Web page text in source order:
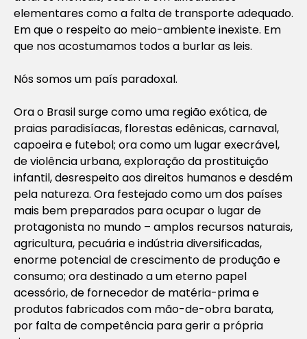
elementares como a falta de transporte adequado.
Em que o respeito ao meio-ambiente inexiste. Em
que nos acostumamos todos a burlar as leis.
Nós somos um país paradoxal.
Ora o Brasil surge como uma região exótica, de
praias paradisíacas, florestas edênicas, carnaval,
capoeira e futebol; ora como um lugar execrável,
de violência urbana, exploração da prostituição
infantil, desrespeito aos direitos humanos e desdém
pela natureza. Ora festejado como um dos países
mais bem preparados para ocupar o lugar de
protagonista no mundo – amplos recursos naturais,
agricultura, pecuária e indústria diversificadas,
enorme potencial de crescimento de produção e
consumo; ora destinado a um eterno papel
acessório, de fornecedor de matéria-prima e
produtos fabricados com mão-de-obra barata,
por falta de competência para gerir a própria